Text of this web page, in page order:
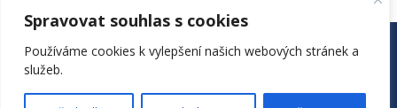
Spravovat souhlas s cookies
Používáme cookies k vylepšení našich webových stránek a
služeb.
ÚŘEDNÍ DESKA ŠKOLA ŠKOLNÍ ROK
DRUŽINA
KONTAKTY
EDOOKIT